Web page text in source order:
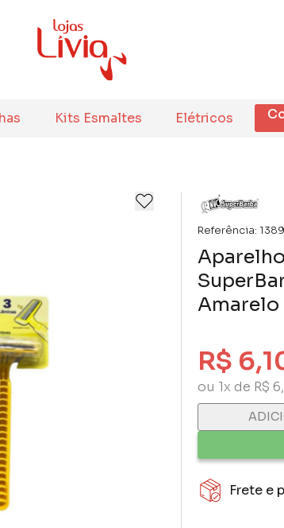
Kits Esmaltes Elétricos
Referência:
Amarelo
R$
ou 1x de R$
Frete e